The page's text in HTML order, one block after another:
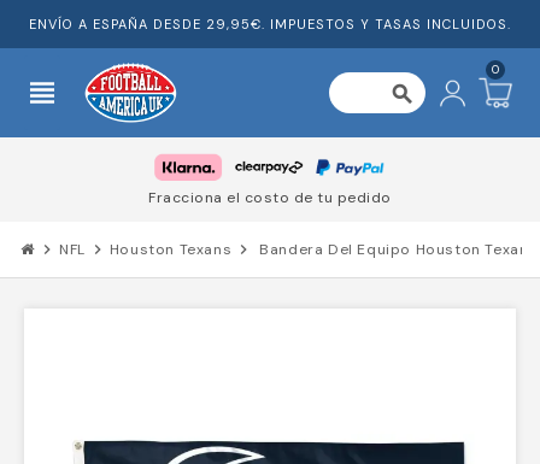
ENVÍO A ESPAÑA DESDE 29,95€. IMPUESTOS Y TASAS INCLUIDOS.
view_headline search
0
Fracciona el costo de tu pedido
chevron_right NFL chevron_right Houston Texans chevron_right Bandera Del Equipo Houston